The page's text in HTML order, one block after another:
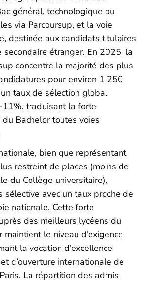
général, technologique ou
via Parcoursup, et la voie
destinée aux candidats titulaires
secondaire étranger. En 2025, la
concentre la majorité des plus
pour environ 1 250
taux de sélection global
11%, traduisant la forte
Bachelor toutes voies
bien que représentant
restreint de places (moins de
du Collège universitaire),
sélective avec un taux proche de
nationale. Cette forte
des meilleurs lycéens du
maintient le niveau d’exigence
la vocation d’excellence
d’ouverture internationale de
La répartition des admis